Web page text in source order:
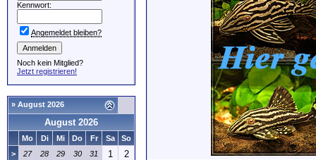
Kennwort:
Angemeldet bleiben?
Noch kein Mitglied?
Jetzt registrieren!
» August 2026
August 2026
Mo Di Mi Do Fr Sa
So
>
27 28 29 30 31 1 2